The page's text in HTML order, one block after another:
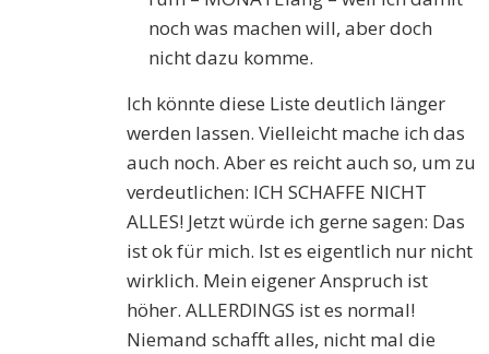
noch was machen will, aber doch
nicht dazu komme.
Ich könnte diese Liste deutlich länger
werden lassen. Vielleicht mache ich das
auch noch. Aber es reicht auch so, um zu
verdeutlichen: ICH SCHAFFE NICHT
ALLES! Jetzt würde ich gerne sagen: Das
ist ok für mich. Ist es eigentlich nur nicht
wirklich. Mein eigener Anspruch ist
höher. ALLERDINGS ist es normal!
Niemand schafft alles, nicht mal die